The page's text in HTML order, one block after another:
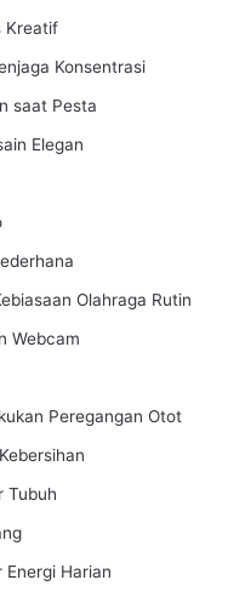
Kreatif
Konsentrasi
saat Pesta
Elegan
Olahraga Rutin
Webcam
Peregangan Otot
Tubuh
Harian